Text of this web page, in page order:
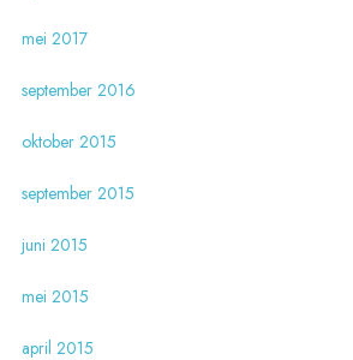
mei 2017
september 2016
oktober 2015
september 2015
juni 2015
mei 2015
april 2015